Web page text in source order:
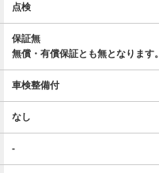
点検
保証無
無償・有償保証とも無となります。
車検整備付
なし
-